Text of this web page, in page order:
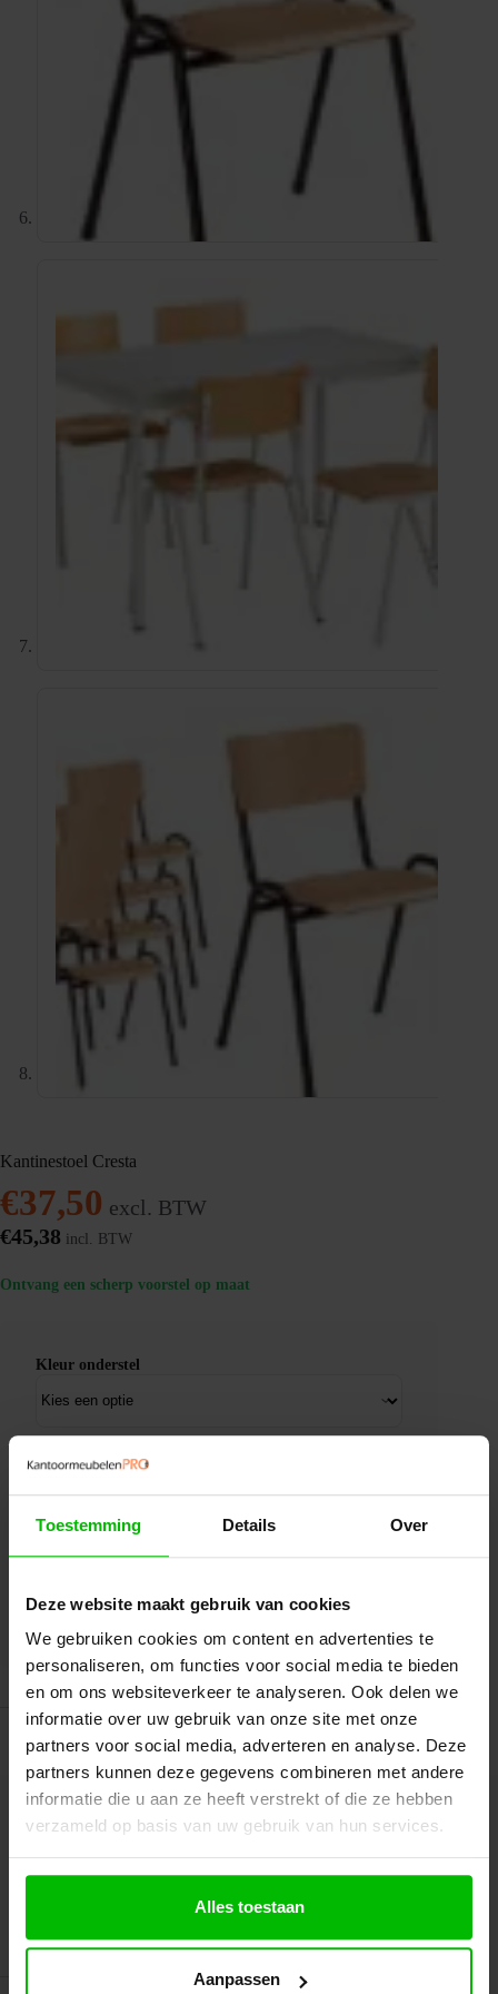
Toestemming Details Over
Deze website maakt gebruik van cookies
We gebruiken cookies om content en advertenties te
personaliseren, om functies voor social media te bieden
en om ons websiteverkeer te analyseren. Ook delen we
informatie over uw gebruik van onze site met onze
partners voor social media, adverteren en analyse. Deze
partners kunnen deze gegevens combineren met andere
informatie die u aan ze heeft verstrekt of die ze hebben
verzameld op basis van uw gebruik van hun services.
Alles toestaan
Aanpassen
Kantinestoel Cresta
€37,50 excl. BTW
€45,38 incl. BTW
Ontvang een scherp voorstel op maat
Kleur onderstel
aantal
Toevoegen aan uw offerte
In mijn winkelwagen
Beschrijving
Aanvullende informatie